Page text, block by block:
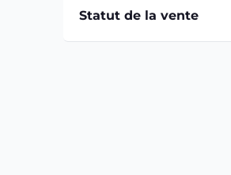
Statut de la vente